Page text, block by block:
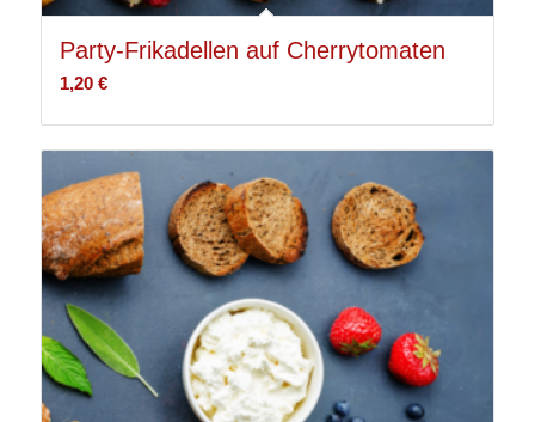
Party-Frikadellen auf Cherrytomaten
1,20 €